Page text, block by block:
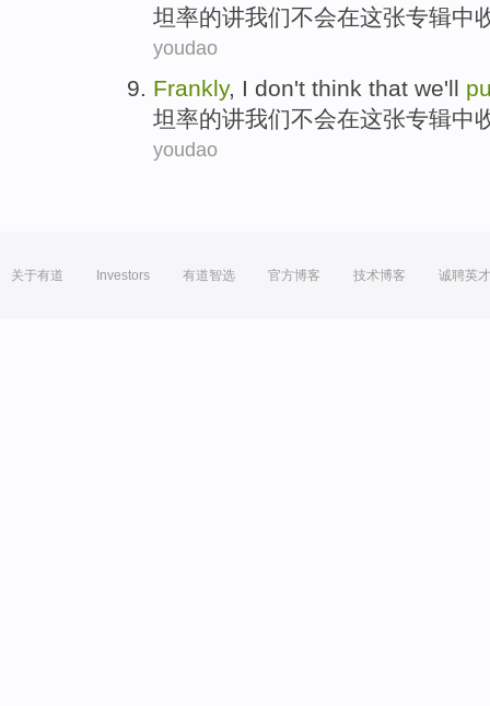
坦率的讲我们不会在这张专辑中
youdao
Frankly, I don't think that we'll
坦率的讲我们不会在这张专辑中
youdao
关于有道 Investors 有道智选 官方博客 技术博客 诚聘英才